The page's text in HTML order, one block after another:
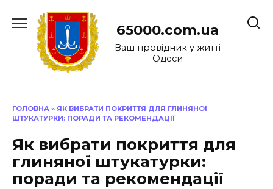
до
65000.com.ua
Ваш провідник у житті
Одеси
ГОЛОВНА » ЯК ВИБРАТИ ПОКРИТТЯ ДЛЯ ГЛИНЯНОЇ
ШТУКАТУРКИ: ПОРАДИ ТА РЕКОМЕНДАЦІЇ
Як вибрати покриття для
глиняної штукатурки:
поради та рекомендації